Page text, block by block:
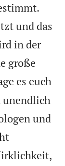
und das
in der
große
es euch
unendlich
und